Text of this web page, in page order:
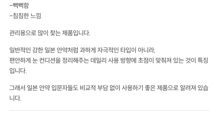
-뻑뻑함
-침침한 느낌
관리용으로 많이 찾는 제품입니다.
일반적인 강한 일본 안약처럼 과하게 자극적인 타입이 아니라,
편안하게 눈 컨디션을 정리해주는 데일리 사용 방향에 초점이 맞춰져 있는 것이 특징
입니다.
그래서 일본 안약 입문자들도 비교적 부담 없이 사용하기 좋은 제품으로 알려져 있습
니다.